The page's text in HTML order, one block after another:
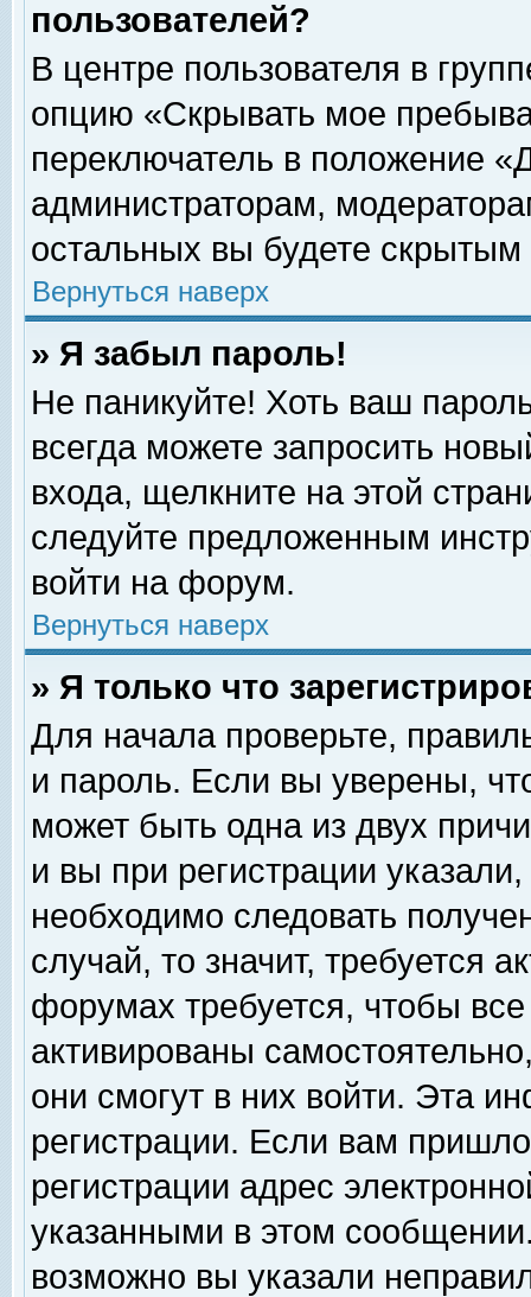
пользователей?
В центре пользователя в
опцию «Скрывать мое
переключатель в положение
администраторам,
остальных вы будете скрытым
Вернуться наверх
» Я забыл пароль!
Не паникуйте! Хоть ваш
всегда можете запросить
входа, щелкните на этой
следуйте предложенным
войти на форум.
Вернуться наверх
» Я только что
Для начала проверьте,
и пароль. Если вы уверены,
может быть одна из двух
и вы при регистрации
необходимо следовать
случай, то значит, требуется
форумах требуется, чтобы
активированы
они смогут в них войти. Эта
регистрации. Если вам
регистрации адрес
указанными в этом
возможно вы указали